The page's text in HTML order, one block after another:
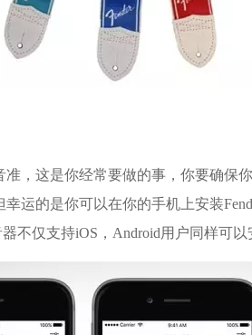
这是你经常要做的事，你要确保
的是你可以在你的手机上安装
不仅支持iOS，Android用户同样可